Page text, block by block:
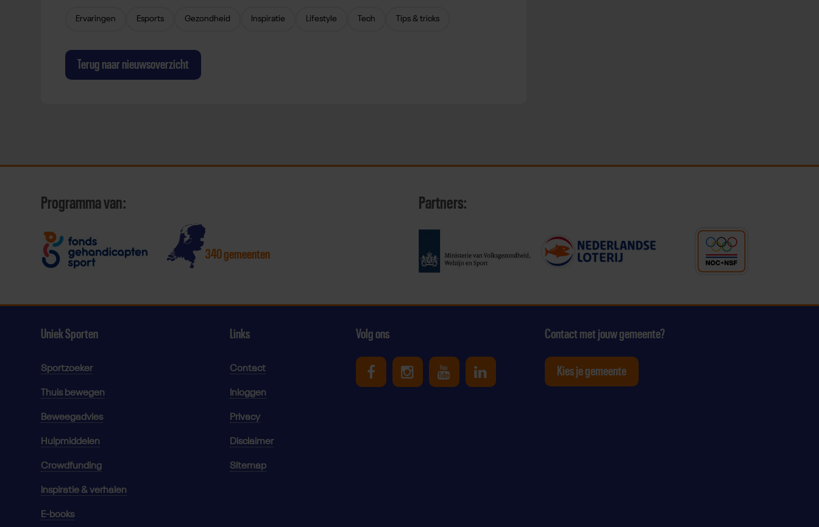
Ervaringen Esports Gezondheid Inspiratie Lifestyle Tech Tips & tricks
Terug naar nieuwsoverzicht
Programma van:
340 gemeenten
Partners:
Uniek Sporten
Sportzoeker
Thuis bewegen
Beweegadvies
Hulpmiddelen
Crowdfunding
Inspiratie & verhalen
E-books
Links
Contact
Inloggen
Privacy
Disclaimer
Sitemap
Volg ons
Uniek Sporten op Facebook
Uniek Sporten op Instagram
Uniek Sporten op Youtube
Uniek Sporten op Linkedin
Contact met jouw gemeente?
Kies je gemeente